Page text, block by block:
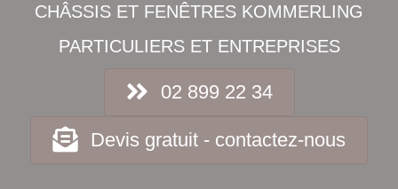
CHÂSSIS ET FENÊTRES KOMMERLING
PARTICULIERS ET ENTREPRISES
02 899 22 34
Devis gratuit - contactez-nous